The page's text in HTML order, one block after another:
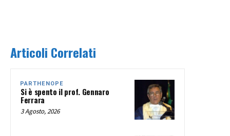
Articoli Correlati
PARTHENOPE
Si è spento il prof. Gennaro
Ferrara
3 Agosto, 2026